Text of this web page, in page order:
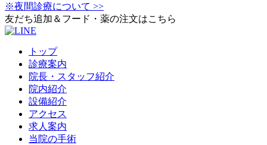
※夜間診療について >>
友だち追加＆フード・薬の注文はこちら
トップ
診療案内
院長・スタッフ紹介
院内紹介
設備紹介
アクセス
求人案内
当院の手術